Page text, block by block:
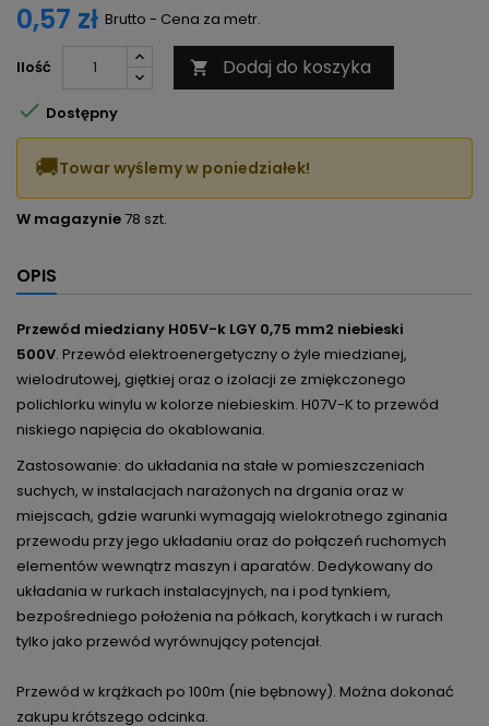
0,57 zł Brutto - Cena za metr.
Ilość  Dodaj do koszyka
 Dostępny
🚚Towar wyślemy w poniedziałek!
W magazynie 78 szt.
OPIS
Przewód miedziany H05V-k LGY 0,75 mm2 niebieski
500V. Przewód elektroenergetyczny o żyle miedzianej,
wielodrutowej, giętkiej oraz o izolacji ze zmiękczonego
polichlorku winylu w kolorze niebieskim. H07V-K to przewód
niskiego napięcia do okablowania.
Zastosowanie: do układania na stałe w pomieszczeniach
suchych, w instalacjach narażonych na drgania oraz w
miejscach, gdzie warunki wymagają wielokrotnego zginania
przewodu przy jego układaniu oraz do połączeń ruchomych
elementów wewnątrz maszyn i aparatów. Dedykowany do
układania w rurkach instalacyjnych, na i pod tynkiem,
bezpośredniego położenia na półkach, korytkach i w rurach
tylko jako przewód wyrównujący potencjał.
Przewód w krążkach po 100m (nie bębnowy). Można dokonać
zakupu krótszego odcinka.